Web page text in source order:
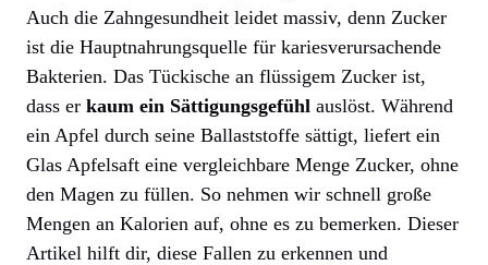
Auch die Zahngesundheit leidet massiv, denn Zucker
ist die Hauptnahrungsquelle für kariesverursachende
Bakterien. Das Tückische an flüssigem Zucker ist,
dass er kaum ein Sättigungsgefühl auslöst. Während
ein Apfel durch seine Ballaststoffe sättigt, liefert ein
Glas Apfelsaft eine vergleichbare Menge Zucker, ohne
den Magen zu füllen. So nehmen wir schnell große
Mengen an Kalorien auf, ohne es zu bemerken. Dieser
Artikel hilft dir, diese Fallen zu erkennen und